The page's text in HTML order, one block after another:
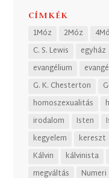
CÍMKÉK
1Móz 2Móz
C. S. Lewis
egyház
evangélium
G. K. Chesterton
homoszexualitás
irodalom
Isten
kegyelem
kereszt
Kálvin
kálvinista
megváltás
Numeri